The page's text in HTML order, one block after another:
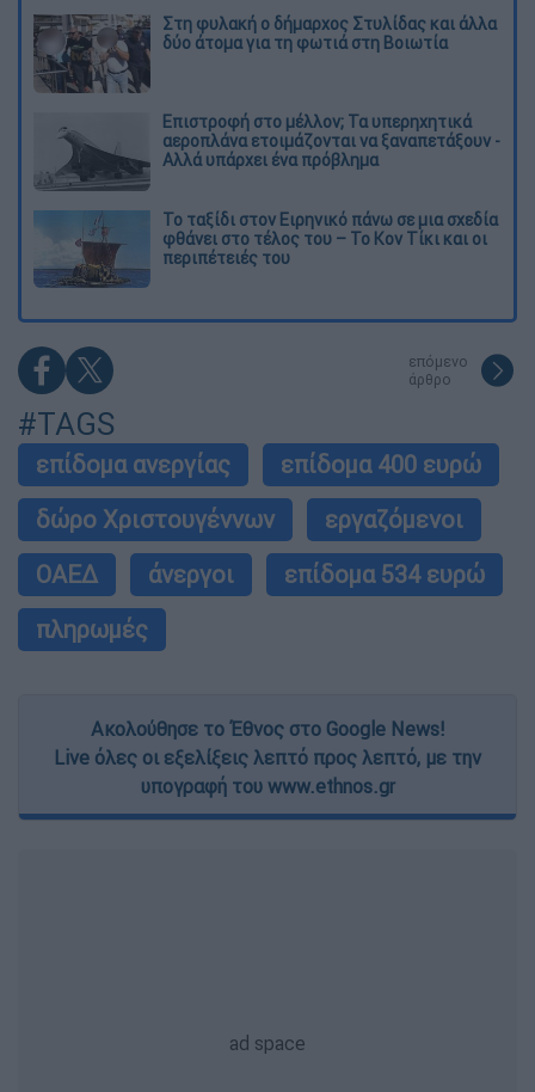
Στη φυλακή ο δήμαρχος Στυλίδας και άλλα
δύο άτομα για τη φωτιά στη Βοιωτία
Επιστροφή στο μέλλον; Τα υπερηχητικά
αεροπλάνα ετοιμάζονται να ξαναπετάξουν -
Αλλά υπάρχει ένα πρόβλημα
Το ταξίδι στον Ειρηνικό πάνω σε μια σχεδία
φθάνει στο τέλος του – Το Κον Τίκι και οι
περιπέτειές του
επόμενο
άρθρο
#TAGS
επίδομα ανεργίας
επίδομα 400 ευρώ
δώρο Χριστουγέννων
εργαζόμενοι
ΟΑΕΔ
άνεργοι
επίδομα 534 ευρώ
πληρωμές
Ακολούθησε το Έθνος στο Google News!
Live όλες οι εξελίξεις λεπτό προς λεπτό, με την
υπογραφή του www.ethnos.gr